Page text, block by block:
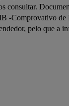
consultar.
-Comprovativo
pelo que a